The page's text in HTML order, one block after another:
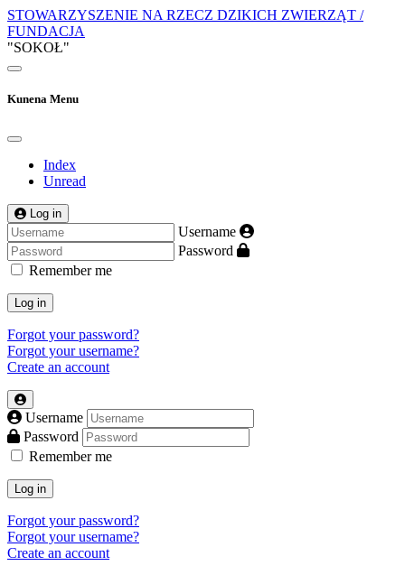
STOWARZYSZENIE NA RZECZ DZIKICH ZWIERZĄT /
FUNDACJA
"SOKOŁ"
Kunena Menu
Index
Unread
Log in
Username
Password
Remember me
Log in
Forgot your password?
Forgot your username?
Create an account
Username
Password
Remember me
Log in
Forgot your password?
Forgot your username?
Create an account